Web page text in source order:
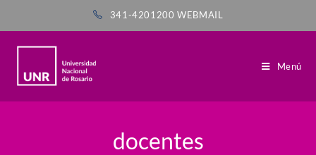
341-4201200WEBMAIL
Menú
docentes